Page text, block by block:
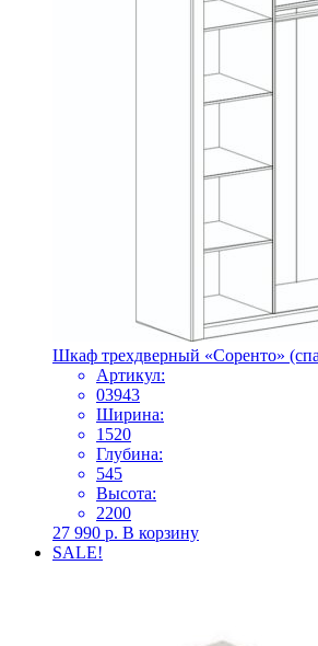
Шкаф трехдверный «Соренто»
Артикул:
03943
Ширина:
1520
Глубина:
545
Высота:
2200
27 990 р. В корзину
SALE!